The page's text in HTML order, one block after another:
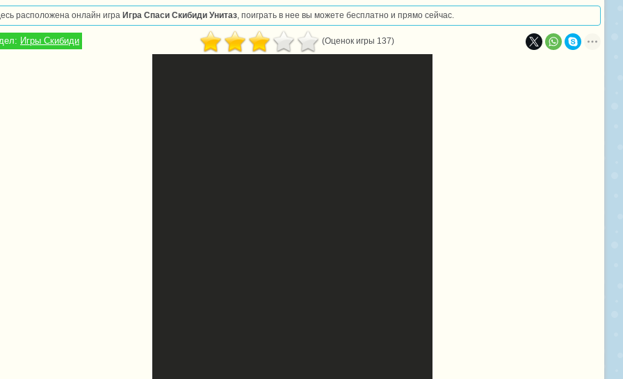
расположена онлайн игра Игра Спаси Скибиди Унитаз, поиграть в нее вы можете бесплатно и прямо сейчас.
Игры Скибиди (Оценок игры 137)